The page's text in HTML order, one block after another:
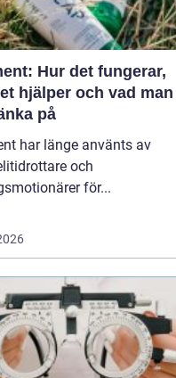
Hur det fungerar,
hjälper och vad man
på
har länge använts av
och
för...